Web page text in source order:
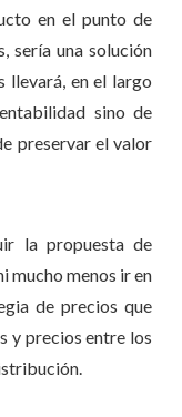
en el punto de
sería una solución
llevará, en el largo
sino de
preservar el valor
la propuesta de
mucho menos ir en
de precios que
y precios entre los